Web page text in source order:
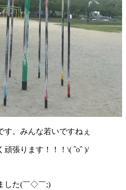
。みんな若いですねぇ
張ります！！！\( ˆoˆ )/
した(￣◇￣;)